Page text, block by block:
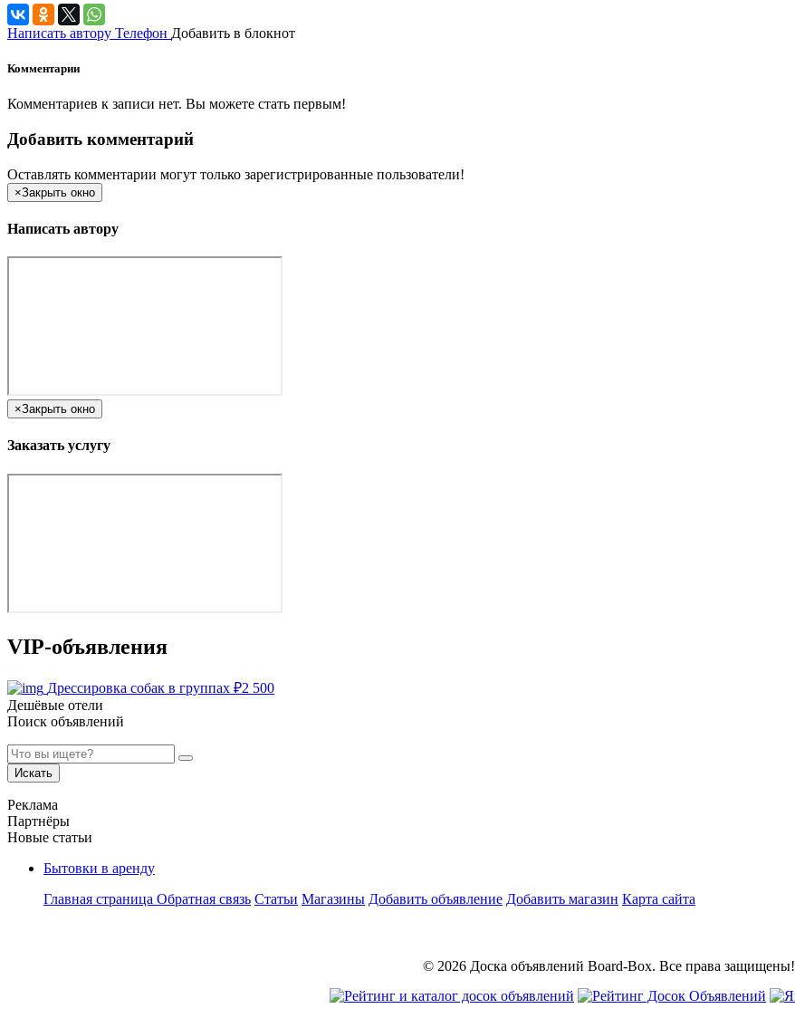
Написать автору Телефон Добавить в блокнот
Комментарии
Комментариев к записи нет. Вы можете стать первым!
Добавить комментарий
Оставлять комментарии могут только зарегистрированные пользователи!
×Закрыть окно
Написать автору
×Закрыть окно
Заказать услугу
VIP-объявления
Дрессировка собак в группах ₽2 500
Дешёвые отели
Поиск объявлений
Искать
Реклама
Партнёры
Новые статьи
Бытовки в аренду
Главная страница Обратная связь Статьи Магазины Добавить объявление Добавить магазин Карта сайта
© 2026 Доска объявлений Board-Box. Все права защищены!